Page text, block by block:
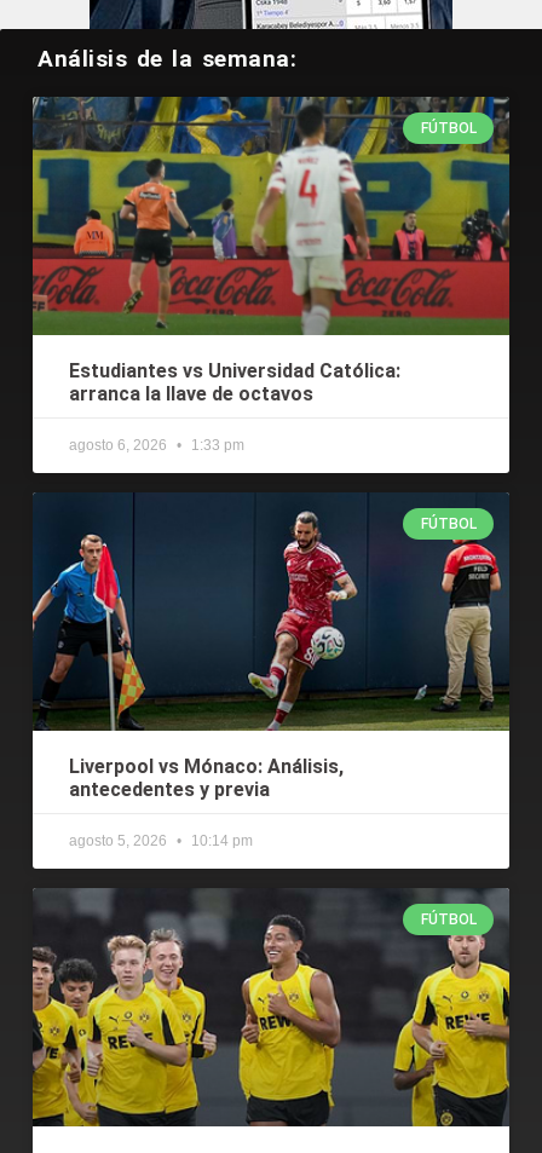
Análisis de la semana:
FÚTBOL
Estudiantes vs Universidad Católica:
arranca la llave de octavos
agosto 6, 2026 1:33 pm
FÚTBOL
Liverpool vs Mónaco: Análisis,
antecedentes y previa
agosto 5, 2026 10:14 pm
FÚTBOL